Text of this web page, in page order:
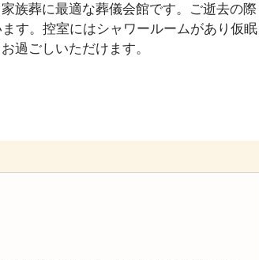
族葬に最適な葬儀会館です。ご逝去の際
す。控室にはシャワールームがあり仮眠
過ごしいただけます。